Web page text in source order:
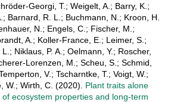
Georgi, T.; Weigelt, A.; Barry, K.;
Barnard, R. L.; Buchmann, N.; Kroon, H.
N.; Engels, C.; Fischer, M.;
A.; Koller-France, E.; Leimer, S.;
Niklaus, P. A.; Oelmann, Y.; Roscher,
Lorenzen, M.; Scheu, S.; Schmid,
V.; Tscharntke, T.; Voigt, W.;
W.; Wirth, C. (2020). Plant traits alone
ecosystem properties and long-term